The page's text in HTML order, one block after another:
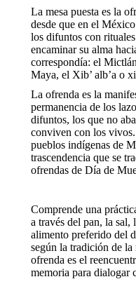
La mesa puesta es la
desde que en el
los difuntos con
encaminar su alma
correspondía: el
Maya, el Xib’ alb’a o
La ofrenda es la
permanencia de los
difuntos, los que no
conviven con los
pueblos indígenas de
trascendencia que se
ofrendas de Día de
Comprende una
a través del pan, la
alimento preferido del
según la tradición de
ofrenda es el
memoria para dialogar